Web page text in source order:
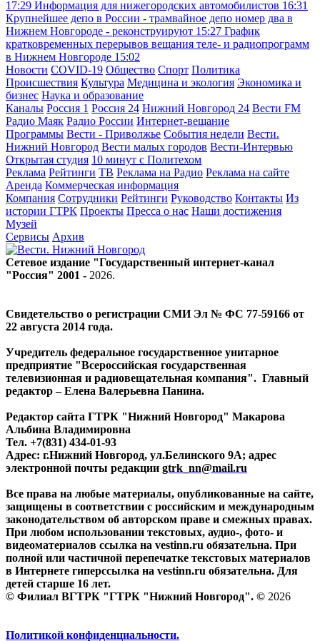
17:29 Информация для нижегородских автомобилистов 16:31
Крупнейшее депо в России - трамвайное депо номер два в
Нижнем Новгороде - реконструируют 15:27 График
кратковременных перерывов вещания теле- и радиопрограмм
в Нижнем Новгороде 15:02
Новости COVID-19 Общество Спорт Политика
Происшествия Культура Медицина и экология Экономика и
бизнес Наука и образование
Каналы Россия 1 Россия 24 Нижний Новгород 24 Вести FM
Радио Маяк Радио России Интернет-вещание
Программы Вести - Приволжье События недели Вести.
Нижний Новгород Вести малых городов Вести-Интервью
Открытая студия 10 минут с Политехом
Реклама Рейтинги ТВ Реклама на Радио Реклама на сайте
Аренда Коммерческая информация
Компания Сотрудники Рейтинги Руководство Контакты Из
истории ГТРК Проекты Пресса о нас Наши достижения
Музей
Сервисы Архив
Сетевое издание "Государственный интернет-канал
"Россия" 2001 - 2026.
Свидетельство о регистрации СМИ Эл № ФС 77-59166 от
22 августа 2014 года.
Учредитель федеральное государственное унитарное
предприятие "Всероссийская государственная
телевизионная и радиовещательная компания". Главный
редактор – Елена Валерьевна Панина.
Редактор сайта ГТРК "Нижний Новгород" Макарова
Альбина Владимировна
Тел. +7(831) 434-01-93
Адрес: г.Нижний Новгород, ул.Белинского 9А; адрес
электронной почты редакции gtrk_nn@mail.ru
Все права на любые материалы, опубликованные на сайте,
защищены в соответствии с российским и международным
законодательством об авторском праве и смежных правах.
При любом использовании текстовых, аудио-, фото- и
видеоматериалов ссылка на vestinn.ru обязательна. При
полной или частичной перепечатке текстовых материалов
в Интернете гиперссылка на vestinn.ru обязательна. Для
детей старше 16 лет.
© Филиал ВГТРК "ГТРК "Нижний Новгород". © 2026
Политикой конфиденциальности.